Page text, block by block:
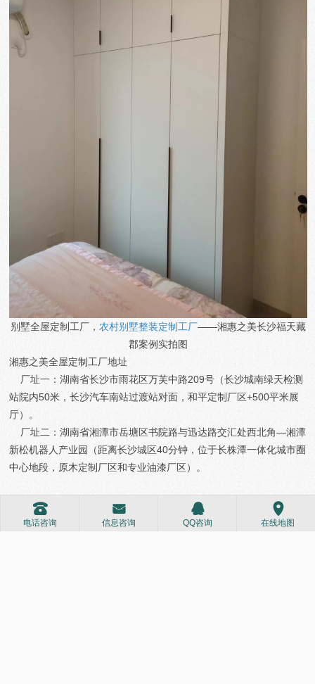
别墅全屋定制工厂， 农村别墅整装定制工厂——湘惠之美长沙福天藏
郡案例实拍图
湘惠之美全屋定制工厂地址
厂址一：湖南省长沙市雨花区万芙中路209号（长沙城南绿天检测
站院内50米，长沙汽车南站过渡站对面，和平定制厂区+500平米展
厅）。
厂址二：湖南省湘潭市岳塘区书院路与迅达路交汇处西北角—湘潭
新松机器人产业园（距离长沙城区40分钟，位于长株潭一体化城市圈
中心地段，原木定制厂区和专业油漆厂区）。
更多湖南全屋定制工厂案例实拍尽在本网，请持续关注我们。本文地
址：http://www.hzmjiaju.com/cgal/aritcle316.html
󰇯
电话咨询
󰄸
信息咨询
󰇇
QQ咨询
󰅊
在线地图